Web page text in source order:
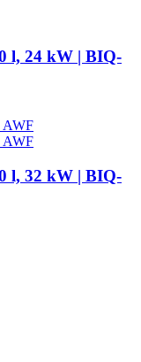
l, 24 kW | BIQ-
l, 32 kW | BIQ-